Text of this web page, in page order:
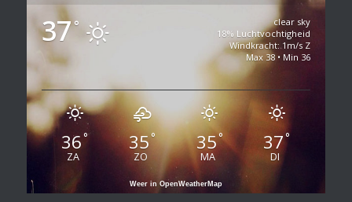
37°
clear sky
18% Luchtvochtigheid
Windkracht: 1m/s Z
Max 38 • Min 36
36°
ZA
35°
ZO
35°
MA
37°
DI
Weer in OpenWeatherMap